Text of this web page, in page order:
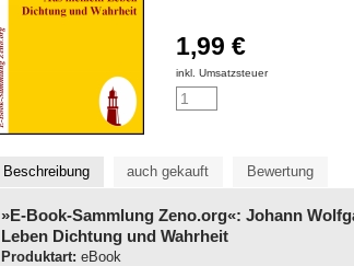
1,99 €
inkl. Umsatzsteuer
Beschreibung auch gekauft Bewertung
»E-Book-Sammlung Zeno.org«: Johann
Leben Dichtung und Wahrheit
Produktart: eBook